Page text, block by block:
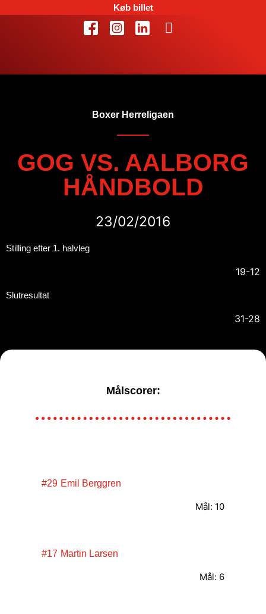
Køb billet
Boxer Herreligaen
GOG VS. AALBORG
HÅNDBOLD
23/02/2016
Stilling efter 1. halvleg
19-12
Slutresultat
31-28
Målscorer:
#29 Emil Berggren
Mål: 10
#17 Martin Larsen
Mål: 6